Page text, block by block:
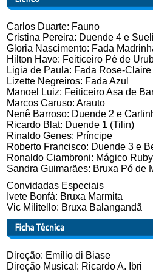
Carlos Duarte: Fauno
Cristina Pereira: Duende 4 e Sueli
Gloria Nascimento: Fada
Hilton Have: Feiticeiro Pé de
Ligia de Paula: Fada Rose-Claire
Lizette Negreiros: Fada Azul
Manoel Luiz: Feiticeiro Asa de
Marcos Caruso: Arauto
Nenê Barroso: Duende 2 e
Ricardo Blat: Duende 1 (Tilin)
Rinaldo Genes: Príncipe
Roberto Francisco: Duende 3 e
Ronaldo Ciambroni: Mágico Ruby
Sandra Guimarães: Bruxa Pó de
Convidadas Especiais
Ivete Bonfá: Bruxa Marmita
Vic Militello: Bruxa Balangandã
Direção: Emílio di Biase
Direção Musical: Ricardo A. Ibri